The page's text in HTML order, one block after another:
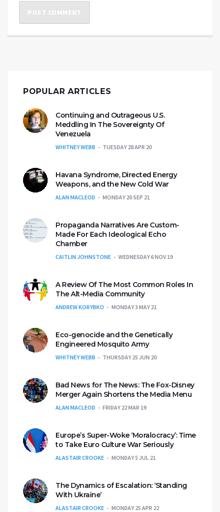
POPULAR ARTICLES
Continuing and Outrageous U.S.
Meddling In The Sovereignty Of
Venezuela
WHITNEY WEBB TUESDAY 28 APR 20
Havana Syndrome, Directed Energy
Weapons, and the New Cold War
ALAN MACLEOD MONDAY 20 SEP 21
Propaganda Narratives Are Custom-
Made For Each Ideological Echo
Chamber
CAITLIN JOHNSTONE WEDNESDAY 6 NOV 19
A Review Of The Most Common Roles In
The Alt-Media Community
ANDREW KORYBKO MONDAY 3 MAY 21
Eco-genocide and the Genetically
Engineered Mosquito Army
WHITNEY WEBB THURSDAY 25 JUN 20
Bad News for The News: The Fox-Disney
Merger Again Shortens the Media Menu
ALAN MACLEOD FRIDAY 22 MAR 19
Europe’s Super-Woke ‘Moralocracy’: Time
to Take Euro Culture War Seriously
ALASTAIR CROOKE MONDAY 5 JUL 21
The Dynamics of Escalation: ‘Standing
With Ukraine’
ALASTAIR CROOKE MONDAY 25 APR 22